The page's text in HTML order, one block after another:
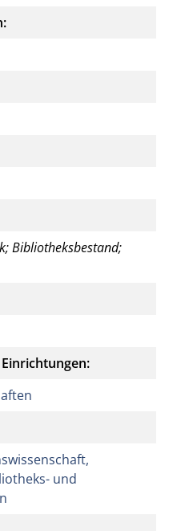
Bibliotheksbestand;
und